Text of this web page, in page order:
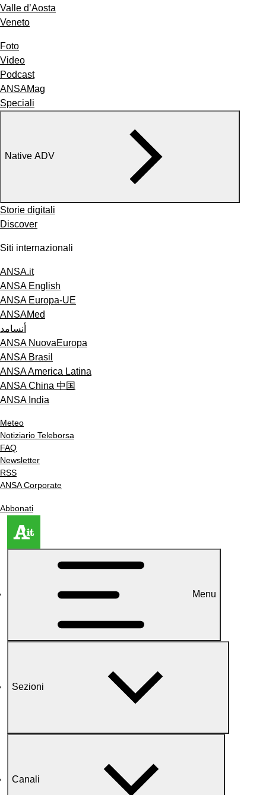
Valle d’Aosta
Veneto
Foto
Video
Podcast
ANSAMag
Speciali
Native ADV
Storie digitali
Discover
Siti internazionali
ANSA.it
ANSA English
ANSA Europa-UE
ANSAMed
أنسامد
ANSA NuovaEuropa
ANSA Brasil
ANSA America Latina
ANSA China 中国
ANSA India
Meteo
Notiziario Teleborsa
FAQ
Newsletter
RSS
ANSA Corporate
Abbonati
Menu
Sezioni
Canali